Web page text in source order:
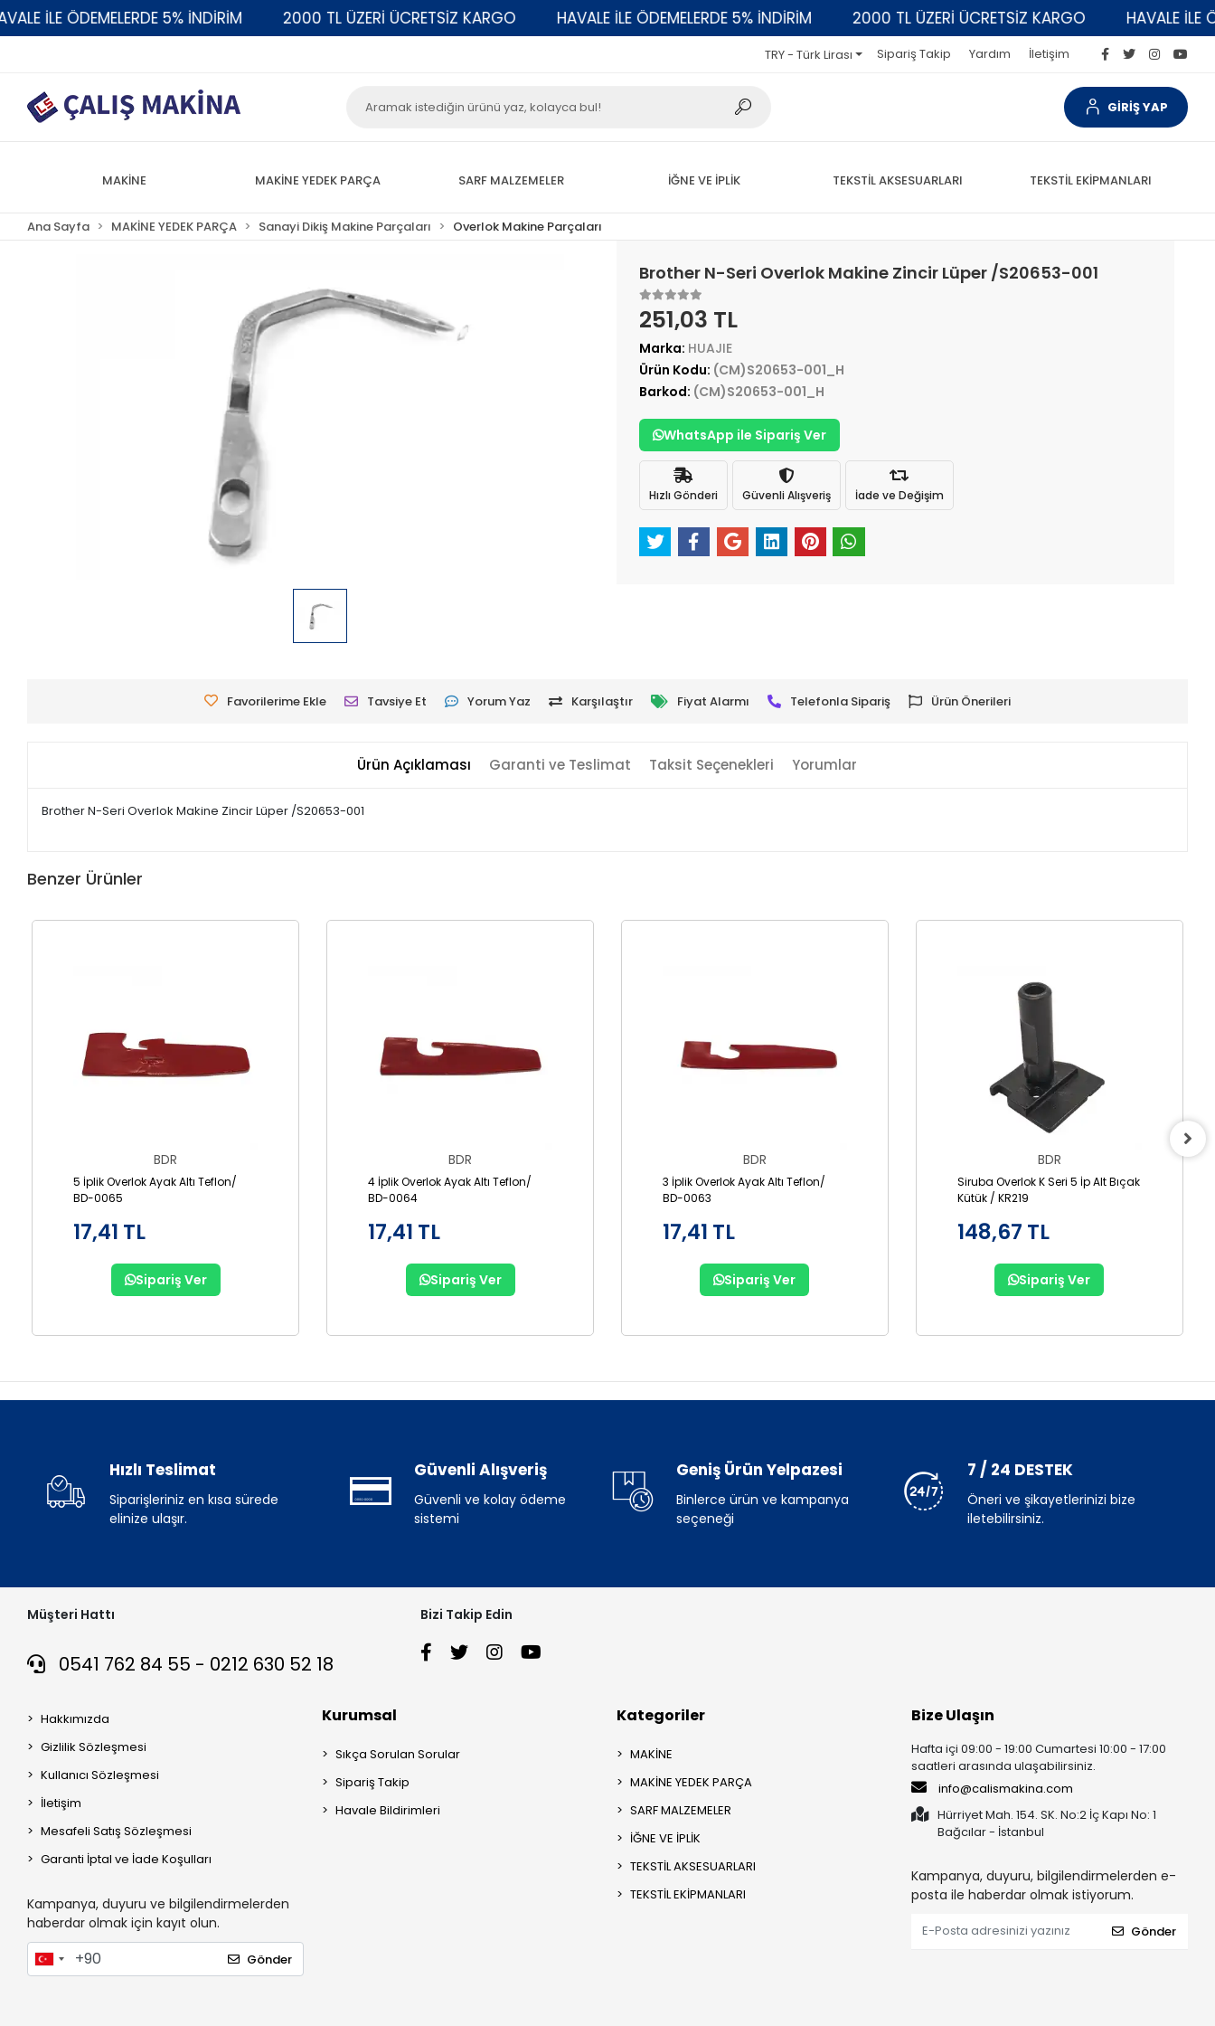
İLE ÖDEMELERDE 5% İNDİRİM 2000 TL ÜZERİ ÜCRETSİZ KARGO HAVALE İLE ÖDEMELERDE 5% İNDİRİM 2000 TL ÜZERİ ÜCRETSİZ KARGO HAVALE İLE
TRY - Türk Lirası Sipariş Takip Yardım İletişim
GİRİŞ YAP
MAKİNE MAKİNE YEDEK PARÇA SARF MALZEMELER İĞNE VE İPLİK TEKSTİL AKSESUARLARI TEKSTİL EKİPMANLARI
Ana Sayfa MAKİNE YEDEK PARÇA Sanayi Dikiş Makine Parçaları Overlok Makine Parçaları
Brother N-Seri Overlok Makine Zincir Lüper /S20653-001
251,03 TL
Marka: HUAJIE
Ürün Kodu: (CM)S20653-001_H
Barkod: (CM)S20653-001_H
WhatsApp ile Sipariş Ver
Hızlı Gönderi Güvenli Alışveriş İade ve Değişim
Favorilerime Ekle Tavsiye Et Yorum Yaz Karşılaştır Fiyat Alarmı Telefonla Sipariş Ürün Önerileri
Ürün Açıklaması Garanti ve Teslimat Taksit Seçenekleri Yorumlar
Brother N-Seri Overlok Makine Zincir Lüper /S20653-001
Benzer Ürünler
BDR
5 İplik Overlok Ayak Altı Teflon/
BD-0065
17,41 TL
Sipariş Ver
BDR
4 İplik Overlok Ayak Altı Teflon/
BD-0064
17,41 TL
Sipariş Ver
BDR
3 İplik Overlok Ayak Altı Teflon/
BD-0063
17,41 TL
Sipariş Ver
BDR
Siruba Overlok K Seri 5 İp Alt Bıçak
Kütük / KR219
148,67 TL
Sipariş Ver
Hızlı Teslimat
Siparişleriniz en kısa sürede
elinize ulaşır.
Güvenli Alışveriş
Güvenli ve kolay ödeme
sistemi
Geniş Ürün Yelpazesi
Binlerce ürün ve kampanya
seçeneği
7 / 24 DESTEK
Öneri ve şikayetlerinizi bize
iletebilirsiniz.
Müşteri Hattı
0541 762 84 55 - 0212 630 52 18
Bizi Takip Edin
Hakkımızda
Gizlilik Sözleşmesi
Kullanıcı Sözleşmesi
İletişim
Mesafeli Satış Sözleşmesi
Garanti İptal ve İade Koşulları
Kampanya, duyuru ve bilgilendirmelerden
haberdar olmak için kayıt olun.
Gönder
Kurumsal
Sıkça Sorulan Sorular
Sipariş Takip
Havale Bildirimleri
Kategoriler
MAKİNE
MAKİNE YEDEK PARÇA
SARF MALZEMELER
İĞNE VE İPLİK
TEKSTİL AKSESUARLARI
TEKSTİL EKİPMANLARI
Bize Ulaşın
Hafta içi 09:00 - 19:00 Cumartesi 10:00 - 17:00
saatleri arasında ulaşabilirsiniz.
info@calismakina.com
Hürriyet Mah. 154. SK. No:2 İç Kapı No: 1
Bağcılar - İstanbul
Kampanya, duyuru, bilgilendirmelerden e-
posta ile haberdar olmak istiyorum.
Gönder